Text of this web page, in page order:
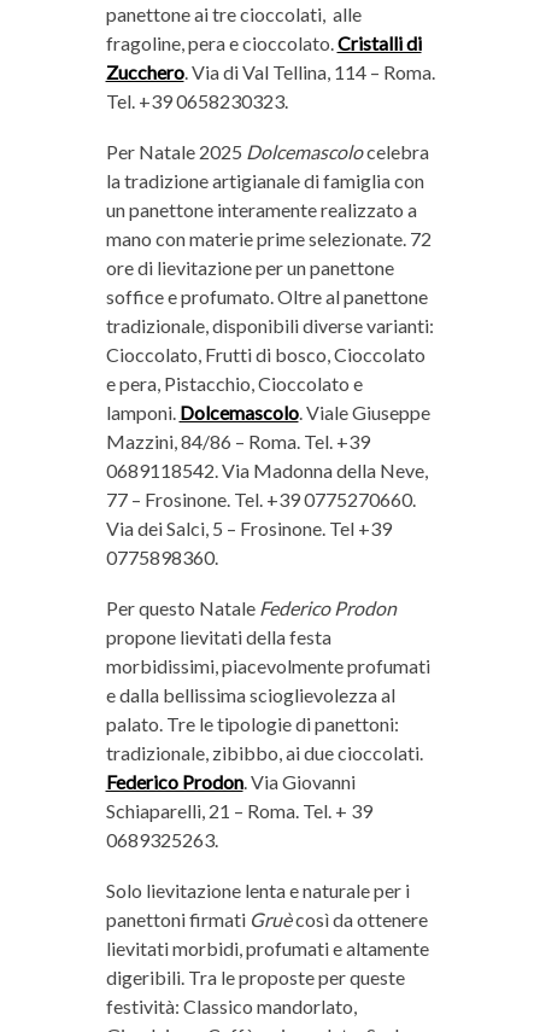
panettone ai tre cioccolati, alle
fragoline, pera e cioccolato. Cristalli di
Zucchero. Via di Val Tellina, 114 – Roma.
Tel. +39 0658230323.
Per Natale 2025 Dolcemascolocelebra
la tradizione artigianale di famiglia con
un panettone interamente realizzato a
mano con materie prime selezionate. 72
ore di lievitazione per un panettone
soffice e profumato. Oltre al panettone
tradizionale, disponibili diverse varianti:
Cioccolato, Frutti di bosco, Cioccolato
e pera, Pistacchio, Cioccolato e
lamponi. Dolcemascolo. Viale Giuseppe
Mazzini, 84/86 – Roma. Tel. +39
0689118542. Via Madonna della Neve,
77 – Frosinone. Tel. +39 0775270660.
Via dei Salci, 5 – Frosinone. Tel +39
0775898360.
Per questo Natale Federico Prodon
propone lievitati della festa
morbidissimi, piacevolmente profumati
e dalla bellissima scioglievolezza al
palato. Tre le tipologie di panettoni:
tradizionale, zibibbo, ai due cioccolati.
Federico Prodon. Via Giovanni
Schiaparelli, 21 – Roma. Tel. + 39
0689325263.
Solo lievitazione lenta e naturale per i
panettoni firmati Gruècosì da ottenere
lievitati morbidi, profumati e altamente
digeribili. Tra le proposte per queste
festività: Classico mandorlato,